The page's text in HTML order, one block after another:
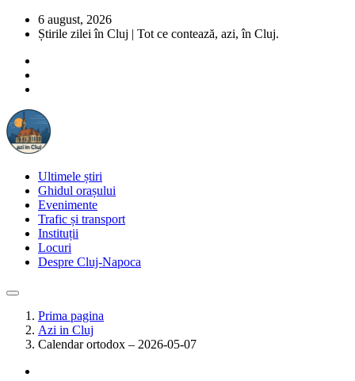
6 august, 2026
Știrile zilei în Cluj | Tot ce contează, azi, în Cluj.
Ultimele știri
Ghidul orașului
Evenimente
Trafic și transport
Instituții
Locuri
Despre Cluj-Napoca
Prima pagina
Azi in Cluj
Calendar ortodox – 2026-05-07